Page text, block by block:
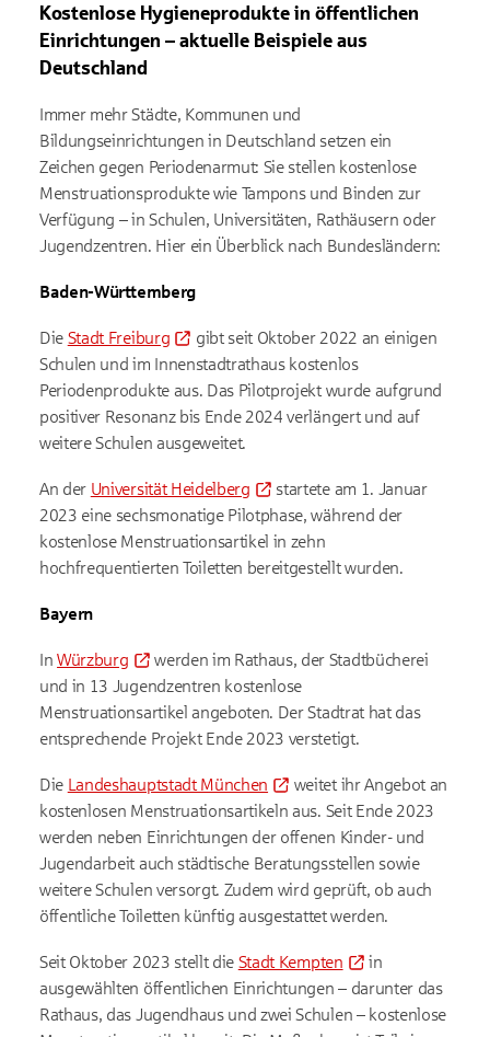
Kostenlose Hygieneprodukte in öffentlichen
Einrichtungen – aktuelle Beispiele aus
Deutschland
Immer mehr Städte, Kommunen und
Bildungseinrichtungen in Deutschland setzen ein
Zeichen gegen Periodenarmut: Sie stellen kostenlose
Menstruationsprodukte wie Tampons und Binden zur
Verfügung – in Schulen, Universitäten, Rathäusern oder
Jugendzentren. Hier ein Überblick nach Bundesländern:
Baden-Württemberg
Die Stadt Freiburg
gibt seit Oktober 2022 an einigen
Schulen und im Innenstadtrathaus kostenlos
Periodenprodukte aus. Das Pilotprojekt wurde aufgrund
positiver Resonanz bis Ende 2024 verlängert und auf
weitere Schulen ausgeweitet.
An der Universität Heidelberg
startete am 1. Januar
2023 eine sechsmonatige Pilotphase, während der
kostenlose Menstruationsartikel in zehn
hochfrequentierten Toiletten bereitgestellt wurden.
Bayern
InWürzburg
werden im Rathaus, der Stadtbücherei
und in 13 Jugendzentren kostenlose
Menstruationsartikel angeboten. Der Stadtrat hat das
entsprechende Projekt Ende 2023 verstetigt.
Die Landeshauptstadt München
weitet ihr Angebot an
kostenlosen Menstruationsartikeln aus. Seit Ende 2023
werden neben Einrichtungen der offenen Kinder- und
Jugendarbeit auch städtische Beratungsstellen sowie
weitere Schulen versorgt. Zudem wird geprüft, ob auch
öffentliche Toiletten künftig ausgestattet werden.
Seit Oktober 2023 stellt die Stadt Kempten
in
ausgewählten öffentlichen Einrichtungen – darunter das
Rathaus, das Jugendhaus und zwei Schulen – kostenlose